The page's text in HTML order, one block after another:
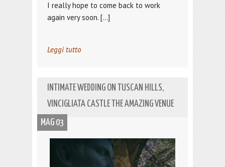
I really hope to come back to work
again very soon. […]
Leggi tutto
INTIMATE WEDDING ON TUSCAN HILLS,
VINCIGLIATA CASTLE THE AMAZING VENUE
MAG 03